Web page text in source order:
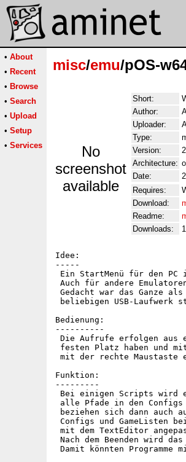
• About
• Recent
• Browse
• Search
• Upload
• Setup
• Services
misc/emu/pOS-
No
screenshot
available
Short:
Author:
Uploader:
Type:
Version:
Architecture:
Date:
Requires:
Download:
Readme:
Downloads:
Idee:
-----
Ein StartMenü für den
Auch für andere
Gedacht war das Ganze
beliebigen USB-Laufwerk
Bedienung:
----------
Die Aufrufe erfolgen aus
festen Platz haben und
mit der rechte Maustaste
Funktion:
---------
Bei einigen Scripts
alle Pfade in den
beziehen sich dann auch
Configs und GameListen
mit dem TextEditor
Nach dem Beenden wird
Damit könnten